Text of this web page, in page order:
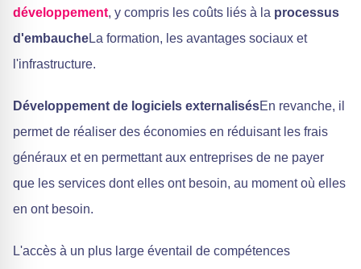
développement, y compris les coûts liés à la processus
d'embaucheLa formation, les avantages sociaux et
l'infrastructure.
Développement de logiciels externalisésEn revanche, il
permet de réaliser des économies en réduisant les frais
généraux et en permettant aux entreprises de ne payer
que les services dont elles ont besoin, au moment où elles
en ont besoin.
L'accès à un plus large éventail de compétences